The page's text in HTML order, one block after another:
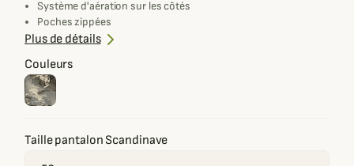
Système d'aération sur les côtés
Poches zippées
Système de serrage aux chevilles
Plus de détails
Couleurs
Taille pantalon Scandinave